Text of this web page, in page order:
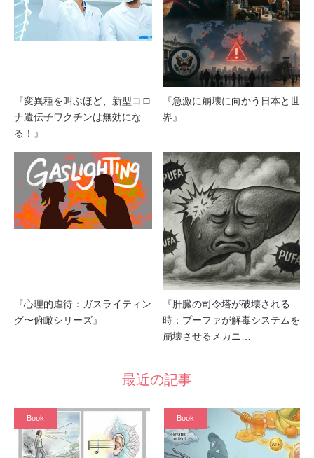
『変異種を叫ぶほど、新型コロ
ナ遺伝子ワクチンは無効にな
る！』
『急激に崩壊に向かう日本と世
界』
『心理的虐待：ガスライティン
グ〜俯瞰シリーズ』
『肝臓の司令塔が破壊される
時：プーファが解毒システムを
崩壊させるメカニ…
最近の記事
Book Book